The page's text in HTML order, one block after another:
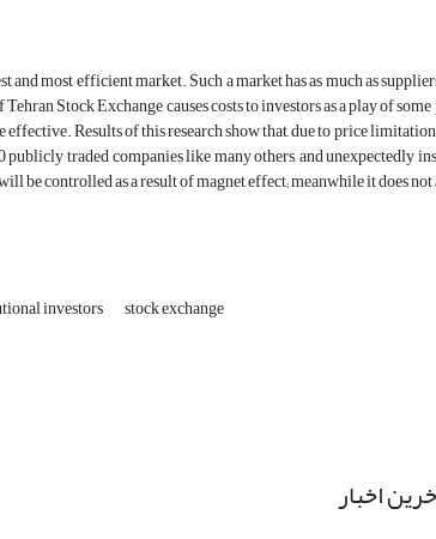
most efficient market. Such a market has as much as
Stock Exchange causes costs to investors as a play of
Results of this research show that, due to price
traded companies like many others, and unexpectedly
be controlled as a result of magnet effect; meanwhile it does
investors stock exchange
اخبار